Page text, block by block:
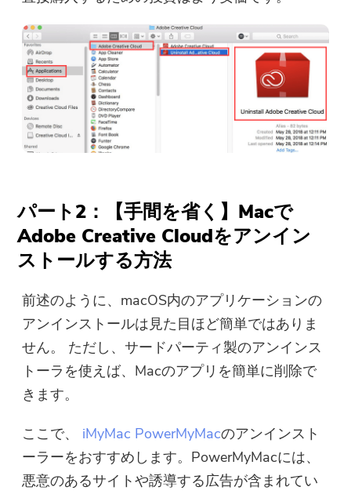
パート2：【手間を省く】Macで
Adobe Creative Cloudをアンイン
ストールする方法
前述のように、macOS内のアプリケーションの
アンインストールは見た目ほど簡単ではありま
せん。 ただし、サードパーティ製のアンインス
トーラを使えば、Macのアプリを簡単に削除で
きます。
ここで、 iMyMac PowerMyMacのアンインスト
ーラーをおすすめします。PowerMyMacには、
悪意のあるサイトや誘導する広告が含まれてい